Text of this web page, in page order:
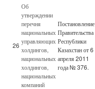
26
Об
утверждении
перечня
национальных
управляющих
холдингов,
национальных
холдингов,
национальных
компаний
Постановление
Правительства
Республики
Казахстан от 6
апреля 2011
года № 376.